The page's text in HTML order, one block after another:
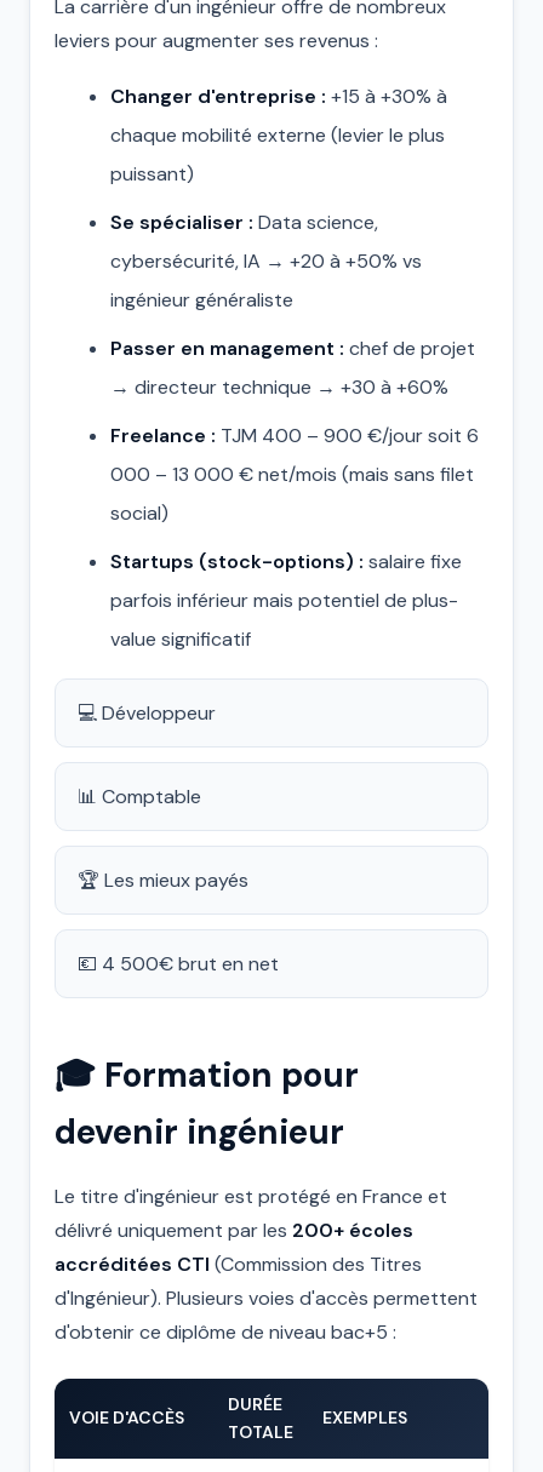
La carrière d'un ingénieur offre de nombreux
leviers pour augmenter ses revenus :
Changer d'entreprise : +15 à +30% à
chaque mobilité externe (levier le plus
puissant)
Se spécialiser : Data science,
cybersécurité, IA → +20 à +50% vs
ingénieur généraliste
Passer en management : chef de projet
→ directeur technique → +30 à +60%
Freelance : TJM 400 – 900 €/jour soit 6
000 – 13 000 € net/mois (mais sans filet
social)
Startups (stock-options) : salaire fixe
parfois inférieur mais potentiel de plus-
value significatif
💻 Développeur
📊 Comptable
🏆 Les mieux payés
💶 4 500€ brut en net
🎓 Formation pour
devenir ingénieur
Le titre d'ingénieur est protégé en France et
délivré uniquement par les 200+ écoles
accréditées CTI (Commission des Titres
d'Ingénieur). Plusieurs voies d'accès permettent
d'obtenir ce diplôme de niveau bac+5 :
VOIE D'ACCÈS
DURÉE
TOTALE
EXEMPLES